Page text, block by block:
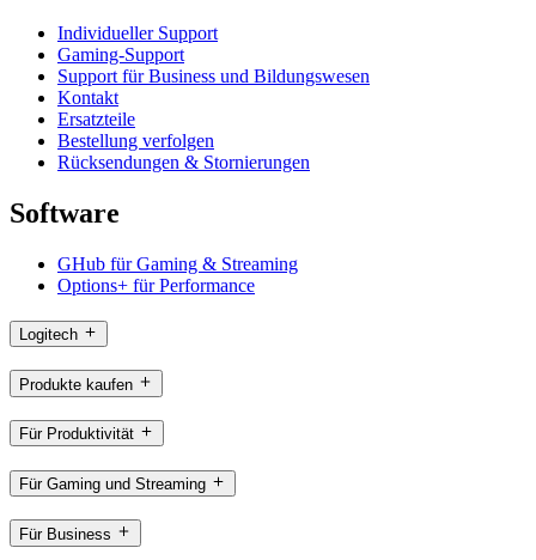
Individueller Support
Gaming-Support
Support für Business und Bildungswesen
Kontakt
Ersatzteile
Bestellung verfolgen
Rücksendungen & Stornierungen
Software
GHub für Gaming & Streaming
Options+ für Performance
Logitech
Produkte kaufen
Für Produktivität
Für Gaming und Streaming
Für Business